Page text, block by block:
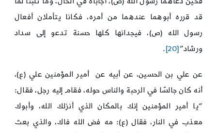
قد قرره أبوهما عندهما من أمره، فكانا يتأملان أفعال
رسول الله (ص)، فيجدانها كلها حسنة تدعو إلى سداد
ورشاد” [20]
.
عن علي بن الحسين، عن أبيه عن أمير المؤمنين علي (ع)،
أنه كان جالسًا في الرحبة والناس حوله، فقام إليه رجل، فقال:
“يا أمير المؤمنين إنك بالمكان الذي أنزلك الله، وأبوك
معذب في النار، فقال (ع): مه فض الله فاك، والذي بعث